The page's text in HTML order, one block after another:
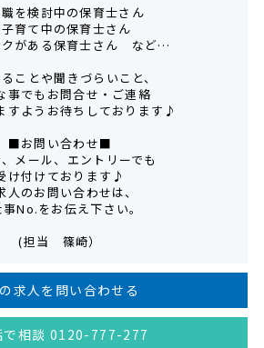
を検討中の保育士さん
育て中の保育士さん
クがある保育士さん など…
ことや聞きづらいこと、
事でもお問合せ・ご連絡
すようお待ちしております♪
■お問い合わせ■
メール、エントリーでも
け付けております♪
人のお問い合わせは、
No.をお伝え下さい。
(担当 篠崎）
求人を問い合わせる
で相談 0120-777-277